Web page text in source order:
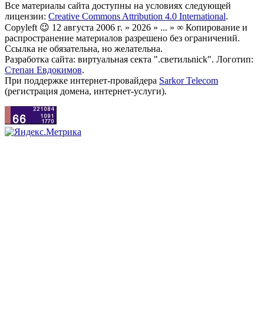
Все материалы сайта доступны на условиях следующей
лицензии: Creative Commons Attribution 4.0 International.
Copyleft 😉 12 августа 2006 г. » 2026 » ... » ∞ Копирование и
распространение материалов разрешено без ограничений.
Ссылка не обязательна, но желательна.
Разработка сайта: виртуальная секта ".светильnick". Логотип:
Степан Евдокимов.
При поддержке интернет-провайдера Sarkor Telecom
(регистрация домена, интернет-услуги).